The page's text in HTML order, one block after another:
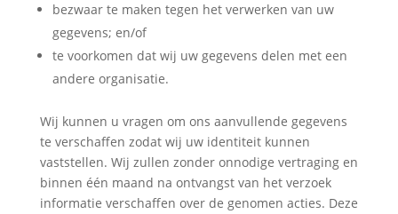
bezwaar te maken tegen het verwerken van uw
gegevens; en/of
te voorkomen dat wij uw gegevens delen met een
andere organisatie.
Wij kunnen u vragen om ons aanvullende gegevens
te verschaffen zodat wij uw identiteit kunnen
vaststellen. Wij zullen zonder onnodige vertraging en
binnen één maand na ontvangst van het verzoek
informatie verschaffen over de genomen acties. Deze